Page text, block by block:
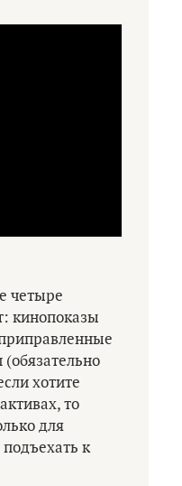
четыре
кинопоказы
хотите
то
для
к